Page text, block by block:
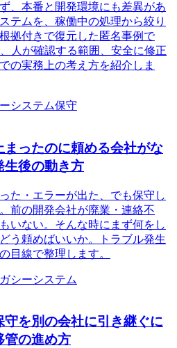
、本番と開発環境にも差異があ
テムを、稼働中の処理から絞り
拠付きで復元した匿名事例で
人が確認する範囲、安全に修正
の実務上の考え方を紹介しま
システム保守
まったのに頼める会社がな
後の動き方
た・エラーが出た、でも保守し
前の開発会社が廃業・連絡不
いない。そんな時にまず何をし
う頼めばいいか。トラブル発生
目線で整理します。
シーシステム
を別の会社に引き継ぐに
管の進め方